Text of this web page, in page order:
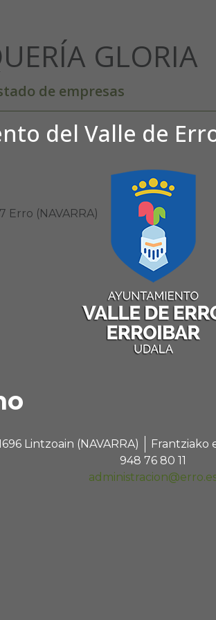
del Valle de
Lintzoain (NAVARRA)
Frantziako
948 76 80 11
GLORIA
de empresas
Erro (NAVARRA)